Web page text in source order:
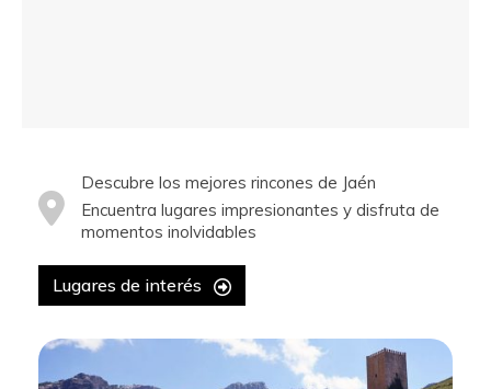
Descubre los mejores rincones de Jaén
Encuentra lugares impresionantes y disfruta de
momentos inolvidables
Lugares de interés